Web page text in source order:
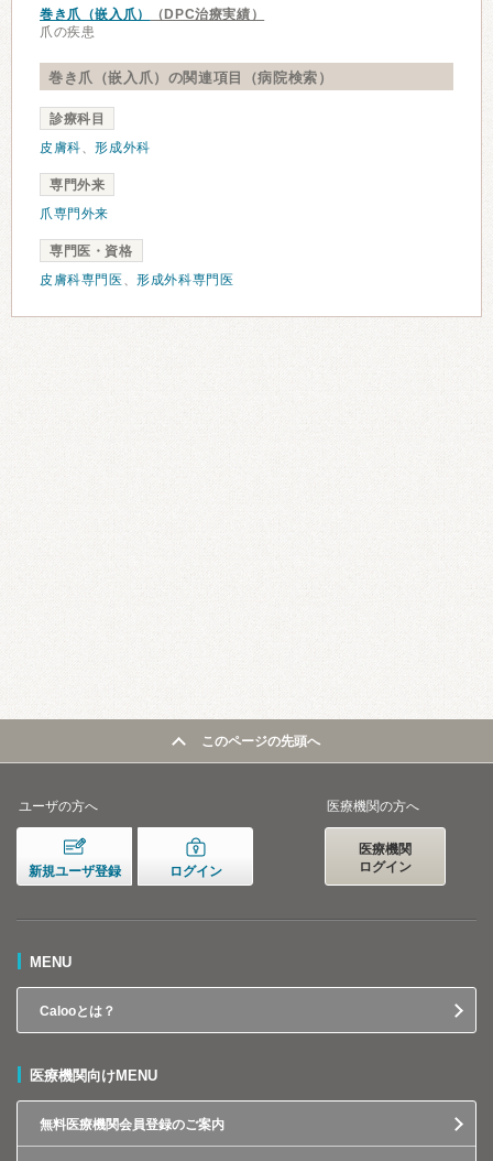
巻き爪（嵌入爪）
（DPC治療実績）
爪の疾患
巻き爪（嵌入爪）の関連項目（病院検索）
診療科目
皮膚科、形成外科
専門外来
爪専門外来
専門医・資格
皮膚科専門医 、形成外科専門医
このページの先頭へ
ユーザの方へ
新規ユーザ登録 ログイン
医療機関の方へ
医療機関
ログイン
MENU
Calooとは？
医療機関向けMENU
無料医療機関会員登録のご案内